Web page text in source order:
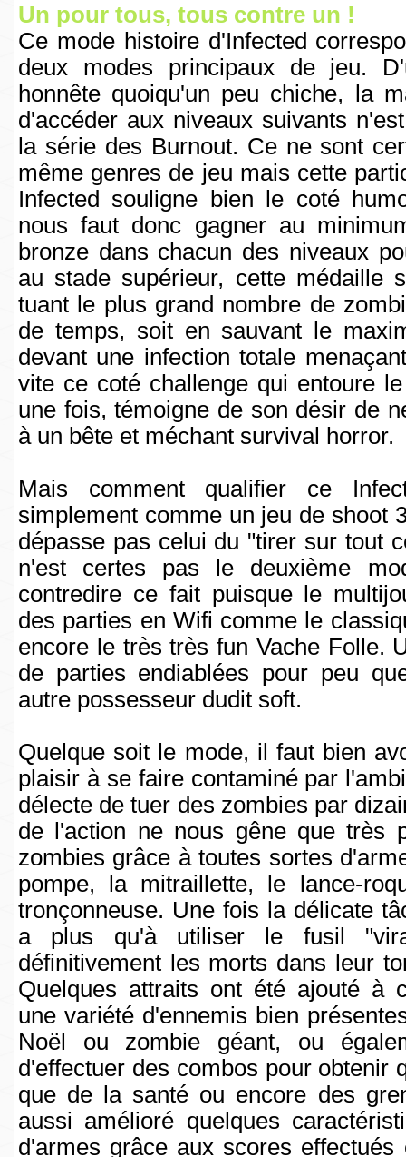
Un pour tous, tous contre un !
Ce mode histoire d'Infected
deux modes principaux de jeu.
honnête quoiqu'un peu chiche, la
d'accéder aux niveaux suivants
la série des Burnout. Ce ne sont
même genres de jeu mais cette
Infected souligne bien le coté
nous faut donc gagner au
bronze dans chacun des niveaux
au stade supérieur, cette médaille
tuant le plus grand nombre de
de temps, soit en sauvant le
devant une infection totale
vite ce coté challenge qui entoure
une fois, témoigne de son désir de
à un bête et méchant survival horror.
Mais comment qualifier ce
simplement comme un jeu de shoot
dépasse pas celui du "tirer sur tout
n'est certes pas le deuxième
contredire ce fait puisque le
des parties en Wifi comme le
encore le très très fun Vache Folle.
de parties endiablées pour peu
autre possesseur dudit soft.
Quelque soit le mode, il faut bien
plaisir à se faire contaminé par
délecte de tuer des zombies par
de l'action ne nous gêne que très
zombies grâce à toutes sortes
pompe, la mitraillette, le lance-
tronçonneuse. Une fois la délicate
a plus qu'à utiliser le fusil
définitivement les morts dans leur
Quelques attraits ont été ajouté à
une variété d'ennemis bien
Noël ou zombie géant, ou
d'effectuer des combos pour obtenir
que de la santé ou encore des
aussi amélioré quelques
d'armes grâce aux scores